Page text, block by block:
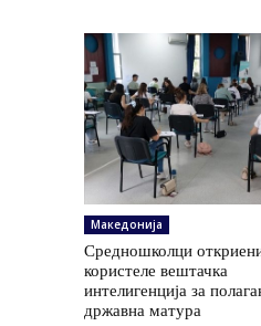
Македонија
Средношколци
користеле вештачка
интелигенција за
државна матура